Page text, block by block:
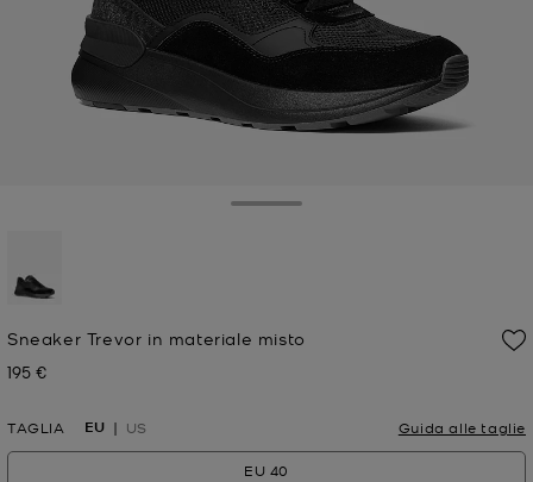
Sneaker Trevor in materiale misto
Prezzo attuale
195 €
TAGLIA EU US Guida alle taglie
EU 40